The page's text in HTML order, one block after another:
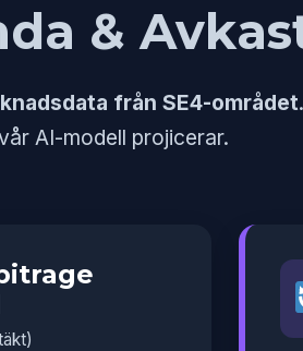
&
från SE4-området
AI-modell projicerar.